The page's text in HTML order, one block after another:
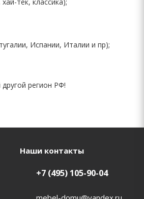
Испании, Италии и пр);
регион РФ!
Наши контакты
+7 (495) 105-90-04